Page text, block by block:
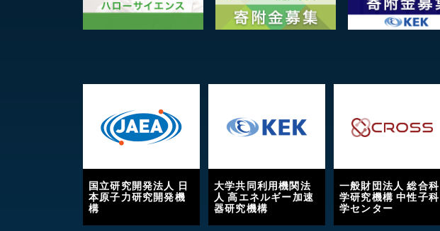
国立研究開発法人 日
本原子力研究開発機
構
大学共同利用機関法
人 高エネルギー加速
器研究機構
一般財団法人 総合科
学研究機構 中性子科
学センター